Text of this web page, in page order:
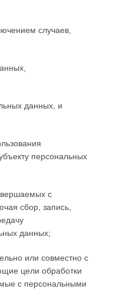
случаев,
данных, и
персональных
с
сбор, запись,
данных;
или совместно с
цели обработки
с персональными